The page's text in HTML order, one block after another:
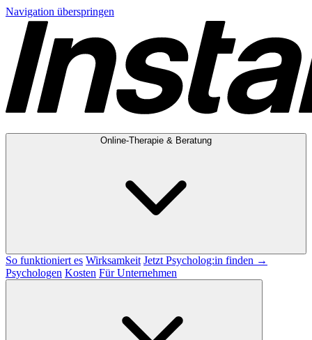
Navigation überspringen
Online-Therapie & Beratung
So funktioniert es Wirksamkeit Jetzt Psycholog:in finden →
Psychologen Kosten Für Unternehmen